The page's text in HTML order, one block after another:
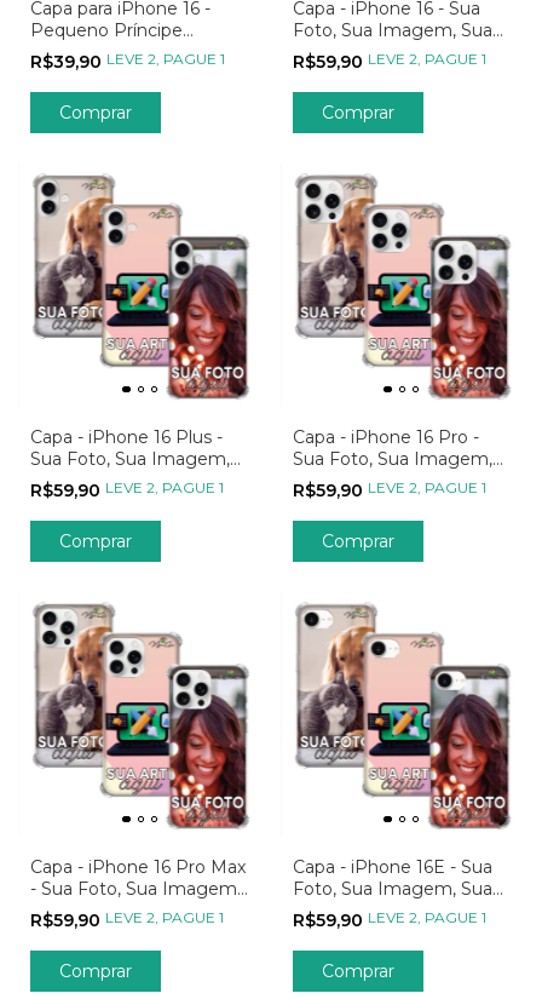
Capa para iPhone 16 -
Pequeno Príncipe
Personalizada
R$39,90 LEVE 2, PAGUE 1
Comprar
Capa - iPhone 16 - Sua
Foto, Sua Imagem, Sua
Arte
R$59,90 LEVE 2, PAGUE 1
Comprar
Capa - iPhone 16 Plus -
Sua Foto, Sua Imagem,
Sua Arte
R$59,90 LEVE 2, PAGUE 1
Comprar
Capa - iPhone 16 Pro -
Sua Foto, Sua Imagem,
Sua Arte
R$59,90 LEVE 2, PAGUE 1
Comprar
Capa - iPhone 16 Pro Max
- Sua Foto, Sua Imagem,
Sua Arte
R$59,90 LEVE 2, PAGUE 1
Comprar
Capa - iPhone 16E - Sua
Foto, Sua Imagem, Sua
Arte
R$59,90 LEVE 2, PAGUE 1
Comprar